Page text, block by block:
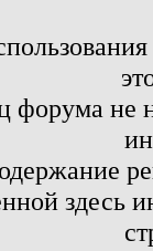
форума не
здесь